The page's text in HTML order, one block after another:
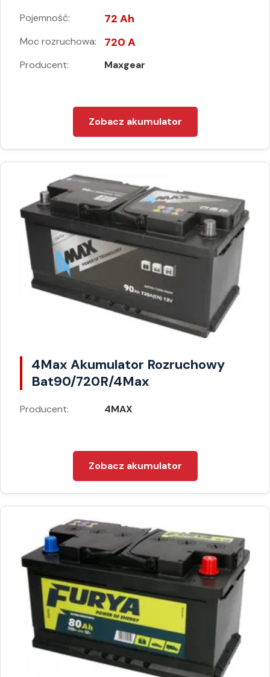
Pojemność: 72 Ah
Moc rozruchowa: 720 A
Producent: Maxgear
Zobacz akumulator
4Max Akumulator Rozruchowy
Bat90/720R/4Max
Producent: 4MAX
Zobacz akumulator